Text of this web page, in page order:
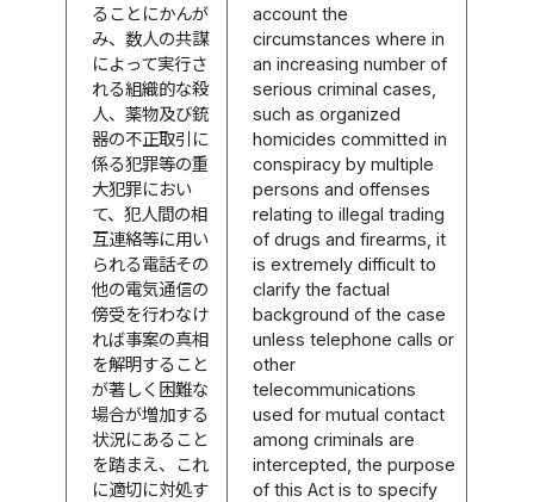
ることにかんが
み、数人の共謀
によって実行さ
れる組織的な殺
人、薬物及び銃
器の不正取引に
係る犯罪等の重
大犯罪におい
て、犯人間の相
互連絡等に用い
られる電話その
他の電気通信の
傍受を行わなけ
れば事案の真相
を解明すること
が著しく困難な
場合が増加する
状況にあること
を踏まえ、これ
に適切に対処す
account the
circumstances where in
an increasing number of
serious criminal cases,
such as organized
homicides committed in
conspiracy by multiple
persons and offenses
relating to illegal trading
of drugs and firearms, it
is extremely difficult to
clarify the factual
background of the case
unless telephone calls or
other
telecommunications
used for mutual contact
among criminals are
intercepted, the purpose
of this Act is to specify